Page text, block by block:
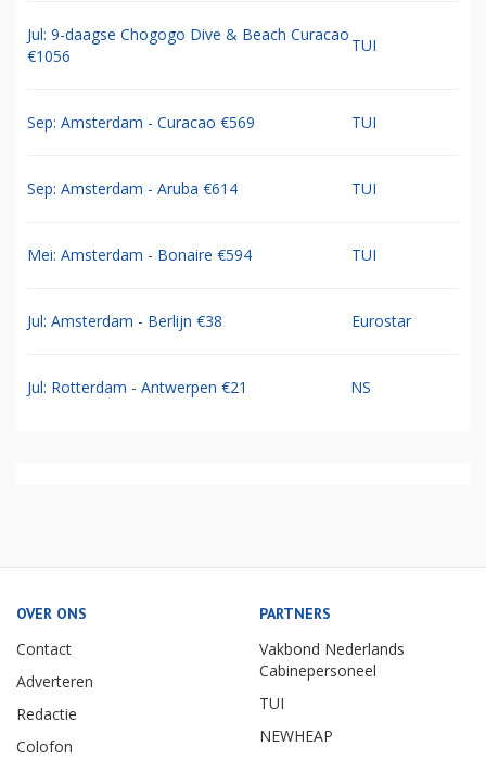
Jul: 9-daagse Chogogo Dive & Beach Curacao
€1056
TUI
Sep: Amsterdam - Curacao €569 TUI
Sep: Amsterdam - Aruba €614 TUI
Mei: Amsterdam - Bonaire €594 TUI
Jul: Amsterdam - Berlijn €38 Eurostar
Jul: Rotterdam - Antwerpen €21 NS
OVER ONS
Contact
Adverteren
Redactie
Colofon
PARTNERS
Vakbond Nederlands
Cabinepersoneel
TUI
NEWHEAP